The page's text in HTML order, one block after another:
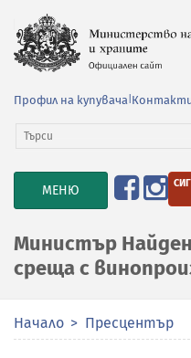
Профил на купувача
TOGGLE
NAVIGATION
МЕНЮ
Министър
среща с
Начало Пресцентър